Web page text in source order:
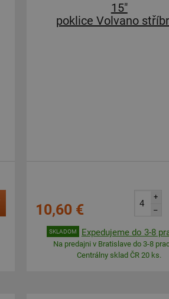
15"
poklice Volvano
10,60 €
+
–
SKLADOM Expedujeme do 3-8
Na predajni v Bratislave do 3-8
Centrálny sklad ČR 20 ks.